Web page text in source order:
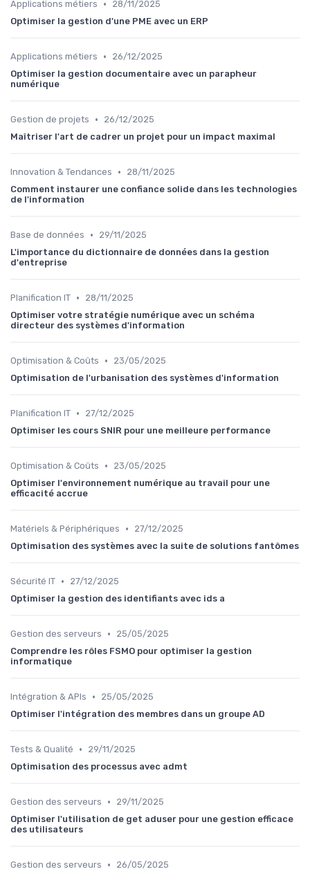
Applications métiers •
28/11/2025
Optimiser la gestion d'une PME avec un ERP
Applications métiers •
26/12/2025
Optimiser la gestion documentaire avec un parapheur
numérique
Gestion de projets •
26/12/2025
Maîtriser l'art de cadrer un projet pour un impact maximal
Innovation & Tendances •
28/11/2025
Comment instaurer une confiance solide dans les technologies
de l'information
Base de données •
29/11/2025
L'importance du dictionnaire de données dans la gestion
d'entreprise
Planification IT •
28/11/2025
Optimiser votre stratégie numérique avec un schéma
directeur des systèmes d'information
Optimisation & Coûts •
23/05/2025
Optimisation de l'urbanisation des systèmes d'information
Planification IT •
27/12/2025
Optimiser les cours SNIR pour une meilleure performance
Optimisation & Coûts •
23/05/2025
Optimiser l'environnement numérique au travail pour une
efficacité accrue
Matériels & Périphériques •
27/12/2025
Optimisation des systèmes avec la suite de solutions fantômes
Sécurité IT •
27/12/2025
Optimiser la gestion des identifiants avec ids a
Gestion des serveurs •
25/05/2025
Comprendre les rôles FSMO pour optimiser la gestion
informatique
Intégration & APIs •
25/05/2025
Optimiser l'intégration des membres dans un groupe AD
Tests & Qualité •
29/11/2025
Optimisation des processus avec admt
Gestion des serveurs •
29/11/2025
Optimiser l'utilisation de get aduser pour une gestion efficace
des utilisateurs
Gestion des serveurs •
26/05/2025